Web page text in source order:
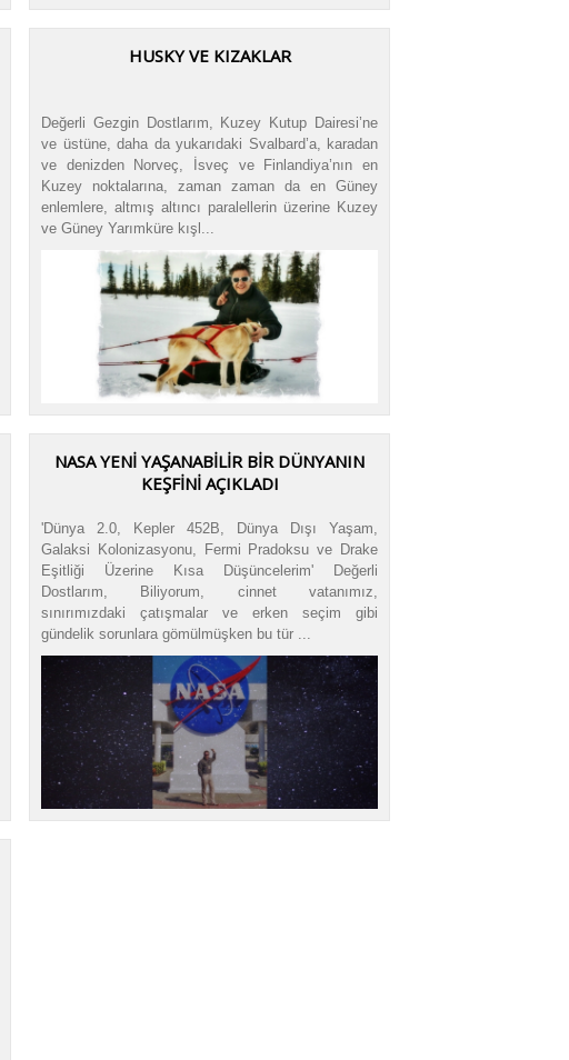
HUSKY VE KIZAKLAR
Değerli Gezgin Dostlarım, Kuzey Kutup Dairesi’ne
ve üstüne, daha da yukarıdaki Svalbard’a, karadan
ve denizden Norveç, İsveç ve Finlandiya’nın en
Kuzey noktalarına, zaman zaman da en Güney
enlemlere, altmış altıncı paralellerin üzerine Kuzey
ve Güney Yarımküre kışl...
NASA YENİ YAŞANABİLİR BİR DÜNYANIN
KEŞFİNİ AÇIKLADI
'Dünya 2.0, Kepler 452B, Dünya Dışı Yaşam,
Galaksi Kolonizasyonu, Fermi Pradoksu ve Drake
Eşitliği Üzerine Kısa Düşüncelerim' Değerli
Dostlarım, Biliyorum, cinnet vatanımız,
sınırımızdaki çatışmalar ve erken seçim gibi
gündelik sorunlara gömülmüşken bu tür ...